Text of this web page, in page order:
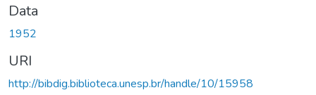
Data
1952
URI
http://bibdig.biblioteca.unesp.br/handle/10/15958